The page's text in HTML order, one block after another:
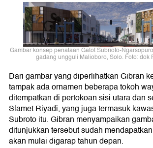
Gambar konsep penataan Gatot Subrioto-
gadang ungguli Malioboro, Solo. Foto: dok
Dari gambar yang diperlihatkan Gibran
tampak ada ornamen beberapa tokoh
ditempatkan di pertokoan sisi utara dan
Slamet Riyadi, yang juga termasuk
Subroto itu. Gibran menyampaikan
ditunjukkan tersebut sudah
akan mulai digarap tahun depan.